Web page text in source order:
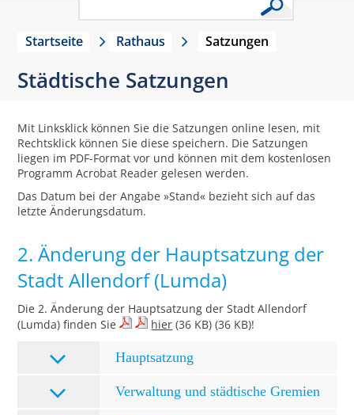
Startseite Rathaus Satzungen
Städtische Satzungen
Mit Linksklick können Sie die Satzungen online lesen, mit
Rechtsklick können Sie diese speichern. Die Satzungen
liegen im PDF-Format vor und können mit dem kostenlosen
Programm Acrobat Reader gelesen werden.
Das Datum bei der Angabe »Stand« bezieht sich auf das
letzte Änderungsdatum.
2. Änderung der Hauptsatzung der
Stadt Allendorf (Lumda)
Die 2. Änderung der Hauptsatzung der Stadt Allendorf
(Lumda) finden Sie
hier (36 KB) (36 KB)!
Hauptsatzung
Verwaltung und städtische Gremien